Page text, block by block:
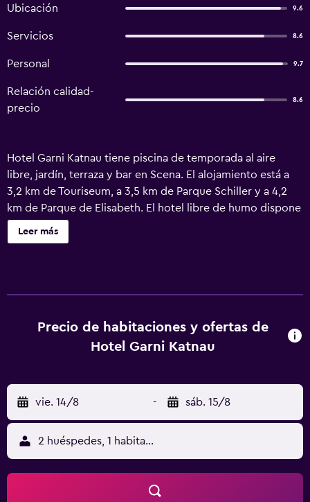
Ubicación 9.6
Servicios 8.6
Personal 9.7
Relación calidad-
precio
8.6
Hotel Garni Katnau tiene piscina de temporada al aire
libre, jardín, terraza y bar en Scena. El alojamiento está a
3,2 km de Touriseum, a 3,5 km de Parque Schiller y a 4,2
km de Parque de Elisabeth. El hotel libre de humo dispone
de wifi gratis en todo el alojamiento. En el hotel, las
habitaciones tienen zona de estar, TV de pantalla plana con
habitación cuenta con ropa de cama y toallas. En el
alojamiento se puede disfrutar de un desayuno buffet. Se
a 4,2 km del alojamiento, y Kurhaus está a 4,5 km. El
aeropuerto (Aeropuerto de Bolzano) está a 31 km.
Leer más
Precio de habitaciones y ofertas de
Hotel Garni Katnau
vie. 14/8 - sáb. 15/8
2 huéspedes, 1 habitación